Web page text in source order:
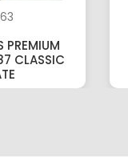
PREMIUM
CLASSIC